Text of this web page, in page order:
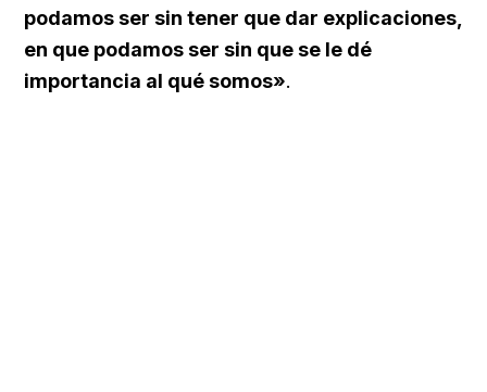
podamos ser sin tener que dar explicaciones,
en que podamos ser sin que se le dé
importancia al qué somos».